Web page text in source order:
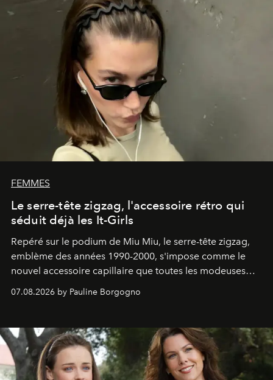
FEMMES
Le serre-tête zigzag, l'accessoire rétro qui
séduit déjà les It-Girls
Repéré sur le podium de Miu Miu, le serre-tête zigzag,
emblème des années 1990-2000, s'impose comme le
nouvel accessoire capillaire que toutes les modeuses
07.08.2026 by Pauline Borgogno